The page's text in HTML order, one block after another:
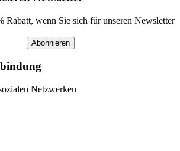
Rabatt, wenn Sie sich für unseren Newsletter
Abonnieren
Netzwerken